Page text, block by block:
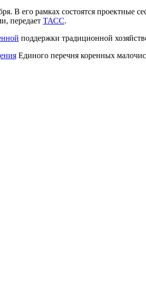
В его рамках состоятся проектные
передает ТАСС.
поддержки традиционной
Единого перечня коренных